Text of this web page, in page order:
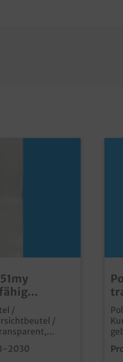
versch.
/
/
stark 51my,
2030